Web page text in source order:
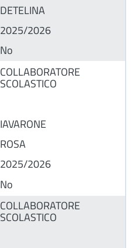
DETELINA
2025/2026
No
COLLABORATORE
SCOLASTICO
IAVARONE
ROSA
2025/2026
No
COLLABORATORE
SCOLASTICO